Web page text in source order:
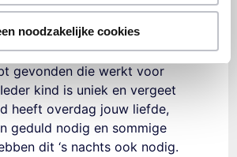
noodzakelijke cookies
belangrijk om geduld te
niet te snel op te geven. Het
voordat je een effectieve
gevonden die werkt voor
kind is uniek en vergeet
heeft overdag jouw liefde,
geduld nodig en sommige
dit ‘s nachts ook nodig.